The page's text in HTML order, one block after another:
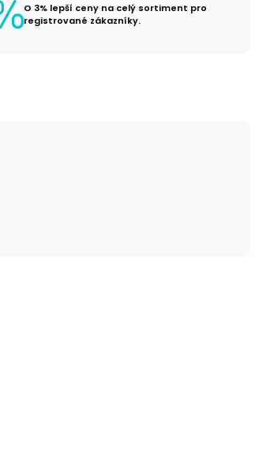
O 3% lepší ceny na celý sortiment pro
registrované zákazníky.